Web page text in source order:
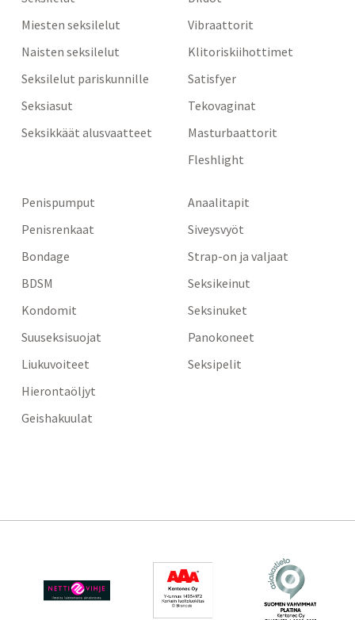
Miesten seksilelut
Naisten seksilelut
Seksilelut pariskunnille
Seksiasut
Seksikkäät alusvaatteet
Vibraattorit
Klitoriskiihottimet
Satisfyer
Tekovaginat
Masturbaattorit
Fleshlight
Penispumput
Penisrenkaat
Bondage
BDSM
Kondomit
Suuseksisuojat
Liukuvoiteet
Hierontaöljyt
Geishakuulat
Anaalitapit
Siveysvyöt
Strap-on ja valjaat
Seksikeinut
Seksinuket
Panokoneet
Seksipelit